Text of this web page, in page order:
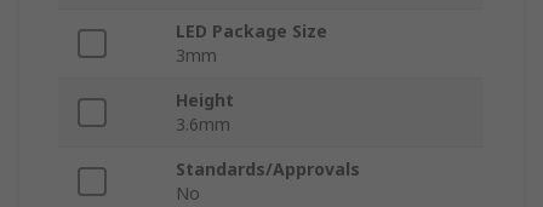
LED Package Size
3mm
Height
3.6mm
Standards/Approvals
No